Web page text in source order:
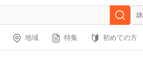
地域 特集 初めての方